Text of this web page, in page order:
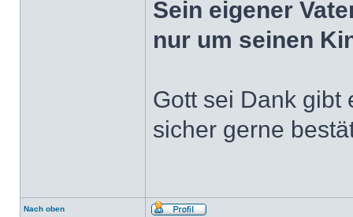
Sein eigener
nur um seinen
Gott sei Dank gibt
sicher gerne
Nach oben